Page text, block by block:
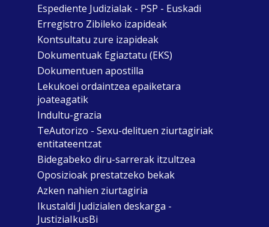
Espediente Judizialak - PSP - Euskadi
Erregistro Zibileko izapideak
Kontsultatu zure izapideak
Dokumentuak Egiaztatu (EKS)
Dokumentuen apostilla
Lekukoei ordaintzea epaiketara
joateagatik
Indultu-grazia
TeAutorizo - Sexu-delituen ziurtagiriak
entitateentzat
Bidegabeko diru-sarrerak itzultzea
Oposizioak prestatzeko bekak
Azken nahien ziurtagiria
Ikustaldi Judizialen deskarga -
JustiziaIkusBi